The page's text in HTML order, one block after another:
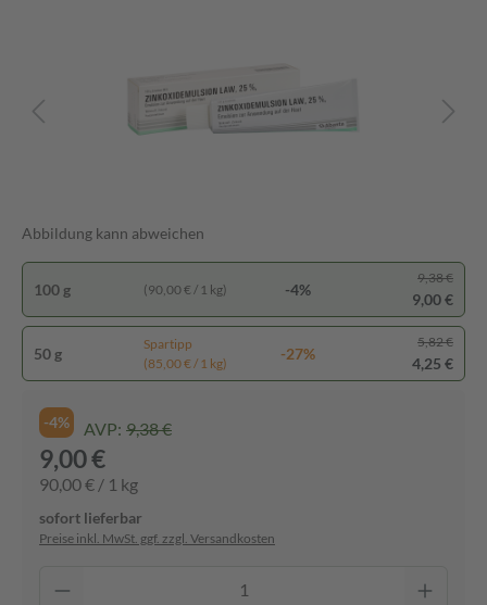
Abbildung kann abweichen
100 g (90,00 € / 1 kg) -4%
9,38 €
9,00 €
50 g
Spartipp
(85,00 € / 1 kg)
-27%
5,82 €
4,25 €
-4% AVP: 9,38 €
9,00 €
90,00 € / 1 kg
sofort lieferbar
Preise inkl. MwSt. ggf. zzgl. Versandkosten